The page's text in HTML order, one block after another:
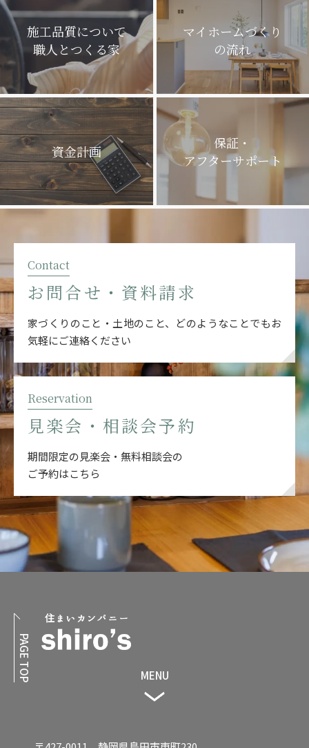
施工品質について
職人とつくる家
マイホームづくり
の流れ
資金計画
保証・
アフターサポート
Contact
お問合せ・資料請求
家づくりのこと・土地のこと、どのようなことでもお
気軽にご連絡ください
Reservation
見楽会・相談会予約
期間限定の見楽会・無料相談会の
ご予約はこちら
MENU
PAGE TOP